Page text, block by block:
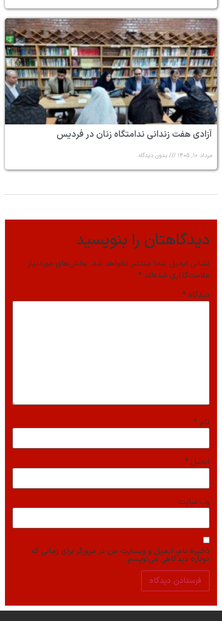
آزادی هفت زندانی ندامتگاه زنان در فردیس
مرداد ۱۰, ۱۴۰۵ بدون دیدگاه
دیدگاهتان را بنویسید
نشانی ایمیل شما منتشر نخواهد شد. بخش‌های موردنیاز
علامت‌گذاری شده‌اند *
دیدگاه *
نام *
ایمیل *
وب‌ سایت
ذخیره نام، ایمیل و وبسایت من در مرورگر برای زمانی که
دوباره دیدگاهی می‌نویسم.